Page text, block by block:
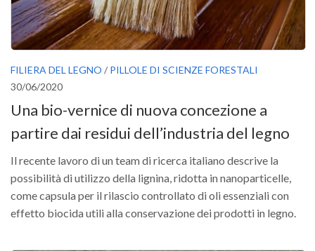
FILIERA DEL LEGNO / PILLOLE DI SCIENZE FORESTALI
30/06/2020
Una bio-vernice di nuova concezione a
partire dai residui dell’industria del legno
Il recente lavoro di un team di ricerca italiano descrive la
possibilità di utilizzo della lignina, ridotta in nanoparticelle,
come capsula per il rilascio controllato di oli essenziali con
effetto biocida utili alla conservazione dei prodotti in legno.